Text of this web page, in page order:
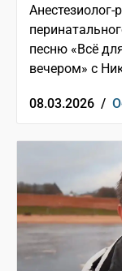
песню «Всё
вечером» с
08.03.2026 /